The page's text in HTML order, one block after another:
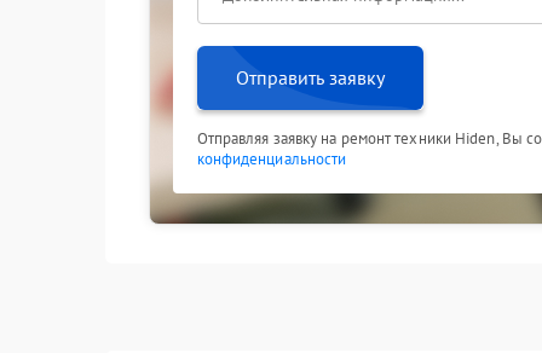
Отправить заявку
Отправляя заявку на ремонт техники Hiden, Вы
конфиденциальности